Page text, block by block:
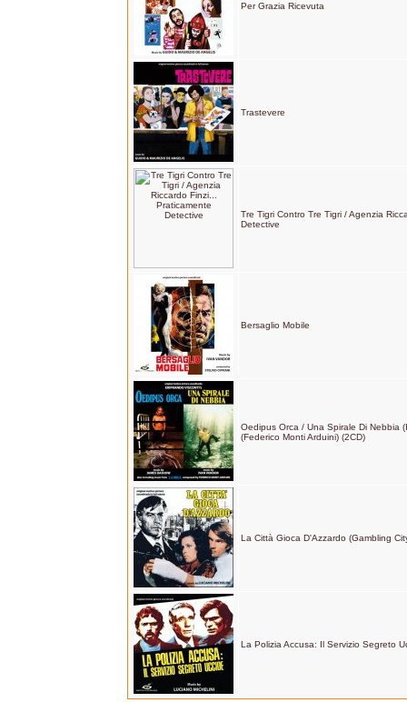
Per Grazia Ricevuta
Trastevere
Tre Tigri Contro Tre Tigri / Agenzia
Detective
Bersaglio Mobile
Oedipus Orca / Una Spirale Di Nebbia
(Federico Monti Arduini) (2CD)
La Città Gioca D'Azzardo (Gambling
La Polizia Accusa: Il Servizio Segreto